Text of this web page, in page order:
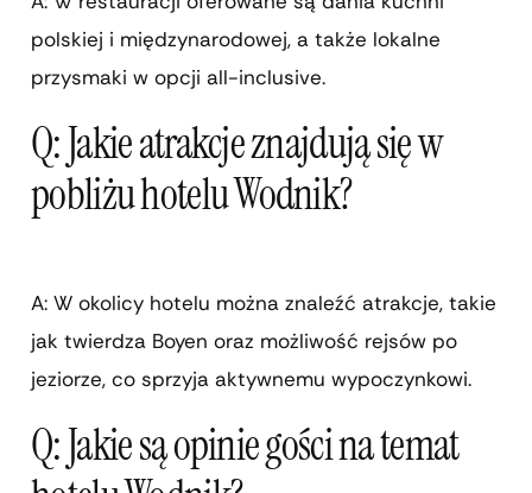
polskiej i międzynarodowej, a także lokalne
przysmaki w opcji all-inclusive.
Q: Jakie atrakcje znajdują się w
pobliżu hotelu Wodnik?
A: W okolicy hotelu można znaleźć atrakcje, takie
jak twierdza Boyen oraz możliwość rejsów po
jeziorze, co sprzyja aktywnemu wypoczynkowi.
Q: Jakie są opinie gości na temat